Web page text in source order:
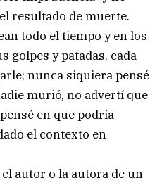
resultado de muerte.
todo el tiempo y en los
golpes y patadas, cada
nunca siquiera pensé
murió, no advertí que
en que podría
el contexto en
autor o la autora de un